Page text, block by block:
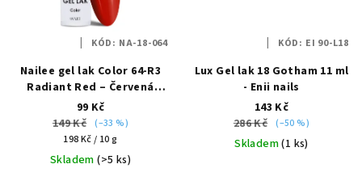
Nailee gel lak Color 64-R3
Radiant Red – Červená
vášeň HEMA Free 6g
99 Kč
149 Kč (–33 %)
Měrná
cena:
198 Kč / 10 g
Skladem(>5 ks)
KÓD: NA-18-064
Lux Gel lak 18 Gotham 11 ml
- Enii nails
143 Kč
286 Kč (–50 %)
Skladem(1 ks)
KÓD: EI 90-L18